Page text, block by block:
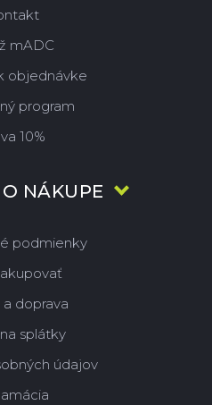
mADC
objednávke
program
10%
NÁKUPE
podmienky
a doprava
splátky
údajov